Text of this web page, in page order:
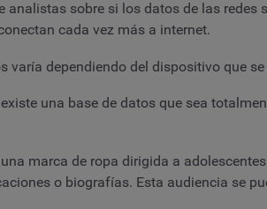
analistas sobre si los datos de las
cada vez más a internet.
varía dependiendo del dispositivo que
una base de datos que sea
marca de ropa dirigida a
o biografías. Esta audiencia se